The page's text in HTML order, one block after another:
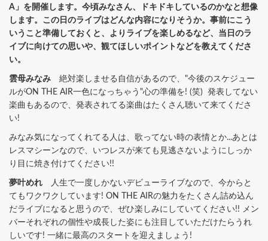
A」を開催します。今頃みなさん、ドキドキしているのかなと想像
します。この日のライブはどんな内容になりそうか。事前にこう
いうこと準備しておくと、よりライブを楽しめるなど、当日のラ
イブに向けての思いや、観てほしいポイントなどを教えてくださ
い。
雲母みなみ 絶対楽しませる自信があるので、"今後のスケジュー
ルがON THE AIR一色になっちゃう"心の準備を! (笑) 発表してない
楽曲もあるので、発表されてる楽曲はたくさん聴いて来てくださ
い!
みなみ気になってくれてる人は、歌ってない時の表情とか...あとは
レスマシーンなので、いつレスが来ても見逃さないようにしっか
り目に焼き付けてください!!
夢叶めれ
人生で一度しかないデビューライブなので、今からと
てもワクワクしています! ON THE AIRの魅力をたくさん詰め込ん
だライブになると思うので、ぜひ楽しみにしていてください!! メン
バーそれぞれの個性や成長した姿にも注目していただけたらうれ
しいです! 一緒に最高のスタートを迎えましょう!